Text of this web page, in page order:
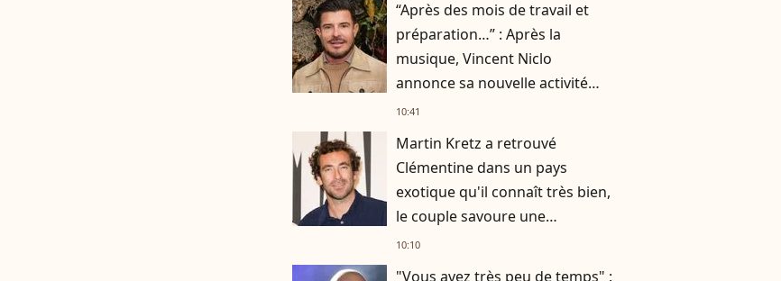
“Après des mois de travail et
préparation…” : Après la
musique, Vincent Niclo
annonce sa nouvelle activité
impliquant plusieurs
10:41
Martin Kretz a retrouvé
Clémentine dans un pays
exotique qu'il connaît très bien,
le couple savoure une
parenthèse paradisiaque
10:10
"Vous avez très peu de temps" :